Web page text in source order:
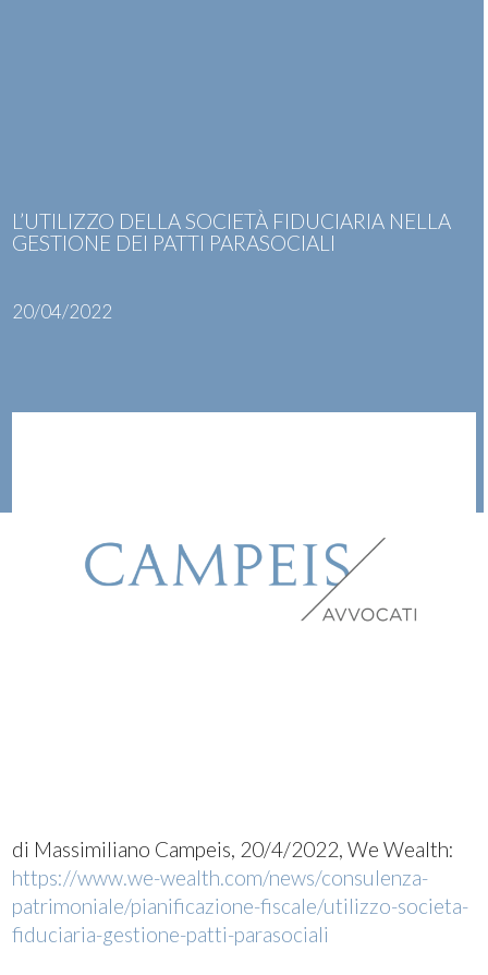
L’UTILIZZO DELLA SOCIETÀ FIDUCIARIA NELLA
GESTIONE DEI PATTI PARASOCIALI
20/04/2022
di Massimiliano Campeis, 20/4/2022, We Wealth:
https://www.we-wealth.com/news/consulenza-
patrimoniale/pianificazione-fiscale/utilizzo-societa-
fiduciaria-gestione-patti-parasociali